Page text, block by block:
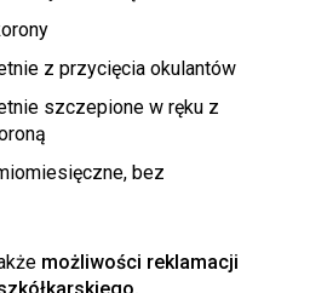
z przycięcia okulantów
szczepione w ręku z
bez
możliwości reklamacji